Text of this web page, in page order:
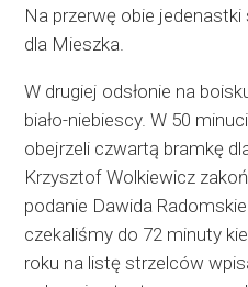
Na przerwę obie jedenastki
dla Mieszka.
W drugiej odsłonie na
biało-niebiescy. W 50
obejrzeli czwartą bramkę
Krzysztof Wolkiewicz
podanie Dawida
czekaliśmy do 72 minuty
roku na listę strzelców